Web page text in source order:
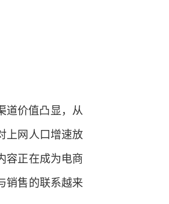
道价值凸显，从
上网人口增速放
容正在成为电商
销售的联系越来